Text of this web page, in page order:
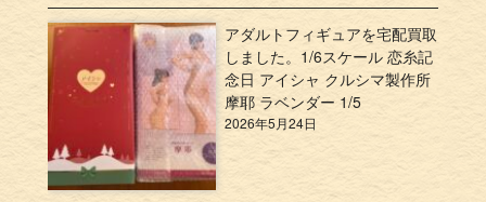
アダルトフィギュアを宅配買取
しました。1/6スケール 恋糸記
念日 アイシャ クルシマ製作所
摩耶 ラベンダー 1/5
2026年5月24日